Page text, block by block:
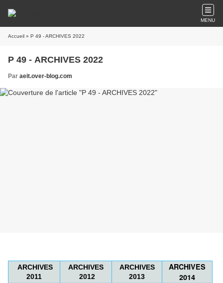
MENU
Accueil » P 49 - ARCHIVES 2022
P 49 - ARCHIVES 2022
Par aeit.over-blog.com
ARCHIVES
2011
ARCHIVES
2012
ARCHIVES
2013
ARCHIVES
2014